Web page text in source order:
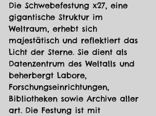
Die Schwebefestung x27, eine
gigantische Struktur im
Weltraum, erhebt sich
majestätisch und reflektiert das
Licht der Sterne. Sie dient als
Datenzentrum des Weltalls und
beherbergt Labore,
Forschungseinrichtungen,
Bibliotheken sowie Archive aller
art. Die Festung ist mit